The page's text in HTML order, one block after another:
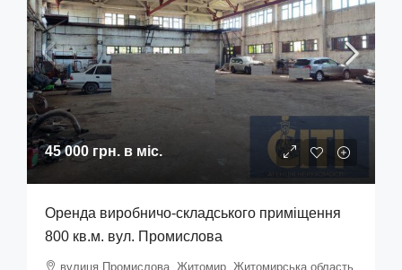
45 000 грн. в міс.
Оренда виробничо-складського приміщення
800 кв.м. вул. Промислова
вулиця Промислова, Житомир, Житомирська область,